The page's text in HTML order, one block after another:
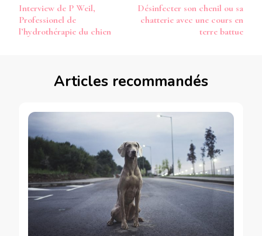
d’article
Interview de P Weil,
Professionel de
l’hydrothérapie du chien
Désinfecter son chenil ou sa
chatterie avec une cours en
terre battue
Articles recommandés